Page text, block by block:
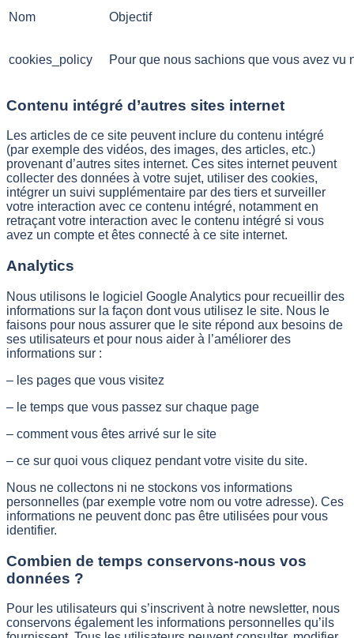
Nom Objectif
cookies_policy Pour que nous sachions que vous avez
Contenu intégré d’autres sites internet
Les articles de ce site peuvent inclure du contenu intégré
(par exemple des vidéos, des images, des articles, etc.)
provenant d’autres sites internet. Ces sites internet peuvent
collecter des données à votre sujet, utiliser des cookies,
intégrer un suivi supplémentaire par des tiers et surveiller
votre interaction avec ce contenu intégré, notamment en
retraçant votre interaction avec le contenu intégré si vous
avez un compte et êtes connecté à ce site internet.
Analytics
Nous utilisons le logiciel Google Analytics pour recueillir des
informations sur la façon dont vous utilisez le site. Nous le
faisons pour nous assurer que le site répond aux besoins de
ses utilisateurs et pour nous aider à l’améliorer des
informations sur :
– les pages que vous visitez
– le temps que vous passez sur chaque page
– comment vous êtes arrivé sur le site
– ce sur quoi vous cliquez pendant votre visite du site.
Nous ne collectons ni ne stockons vos informations
personnelles (par exemple votre nom ou votre adresse). Ces
informations ne peuvent donc pas être utilisées pour vous
identifier.
Combien de temps conservons-nous vos
données ?
Pour les utilisateurs qui s’inscrivent à notre newsletter, nous
conservons également les informations personnelles qu’ils